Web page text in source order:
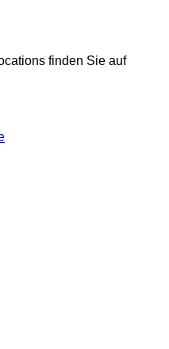
finden Sie auf